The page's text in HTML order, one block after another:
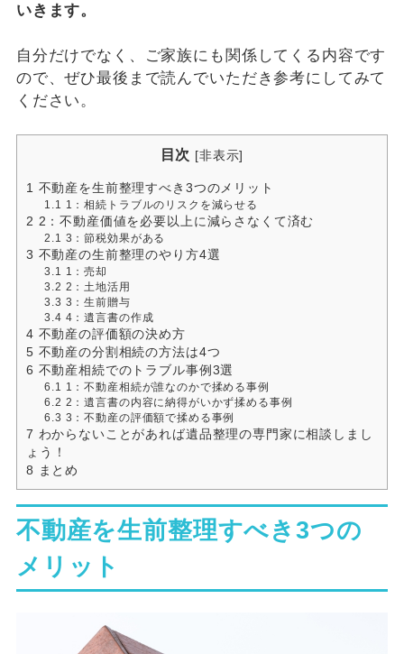
いきます。
自分だけでなく、ご家族にも関係してくる内容です
ので、ぜひ最後まで読んでいただき参考にしてみて
ください。
目次 [非表示]
1 不動産を生前整理すべき3つのメリット
1.1 1：相続トラブルのリスクを減らせる
2 2：不動産価値を必要以上に減らさなくて済む
2.1 3：節税効果がある
3 不動産の生前整理のやり方4選
3.1
1：売却
3.2 2：土地活用
3.3 3：生前贈与
3.4 4：遺言書の作成
4 不動産の評価額の決め方
5 不動産の分割相続の方法は4つ
6 不動産相続でのトラブル事例3選
6.1
1：不動産相続が誰なのかで揉める事例
6.2 2：遺言書の内容に納得がいかず揉める事例
6.3 3：不動産の評価額で揉める事例
7 わからないことがあれば遺品整理の専門家に相談しまし
ょう！
8
まとめ
不動産を生前整理すべき3つの
メリット